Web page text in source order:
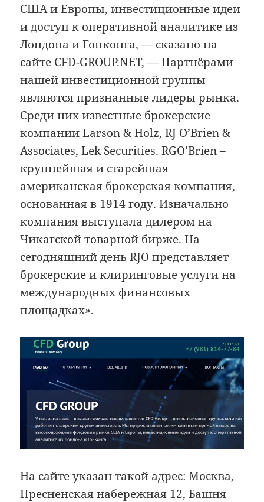
США и Европы, инвестиционные идеи
и доступ к оперативной аналитике из
Лондона и Гонконга, — сказано на
сайте CFD-GROUP.NET, — Партнёрами
нашей инвестиционной группы
являются признанные лидеры рынка.
Среди них известные брокерские
компании Larson & Holz, RJ O’Brien &
Associates, Lek Securities. RGO’Brien –
крупнейшая и старейшая
американская брокерская компания,
основанная в 1914 году. Изначально
компания выступала дилером на
Чикагской товарной бирже. На
сегодняшний день RJO представляет
брокерские и клиринговые услуги на
международных финансовых
площадках».
На сайте указан такой адрес: Москва,
Пресненская набережная 12, Башня